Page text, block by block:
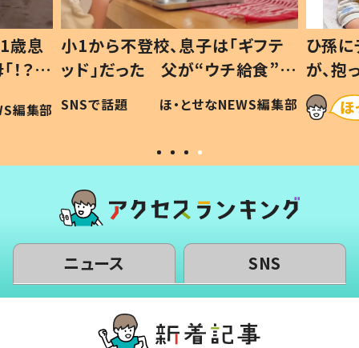
歳息
？」
編集部
小1から不登校、息子は「ギフテ
ッド」だった 父が“ウチ給食”を
作り続ける理由とは #令和の親
#令和の子
SNSで話題 ほ・とせなNEWS編集部
ひ孫
が、
「涙が
い」
ニュース SNS